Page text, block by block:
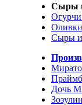
Сыры
Сыры
Дочь